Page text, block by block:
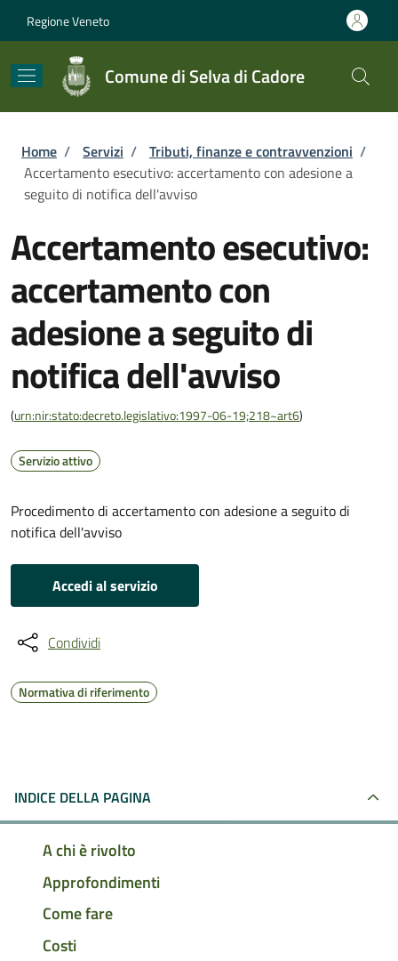
Regione Veneto
Comune di Selva di Cadore
Briciole di pane
Home / Servizi / Tributi, finanze e contravvenzioni /
Accertamento esecutivo: accertamento con adesione a
seguito di notifica dell'avviso
Accertamento esecutivo:
accertamento con
adesione a seguito di
notifica dell'avviso
(urn:nir:stato:decreto.legislativo:1997-06-19;218~art6)
Servizio attivo
Procedimento di accertamento con adesione a seguito di
notifica dell'avviso
Accedi al servizio
Condividi
Normativa di riferimento
INDICE DELLA PAGINA
A chi è rivolto
Approfondimenti
Come fare
Costi